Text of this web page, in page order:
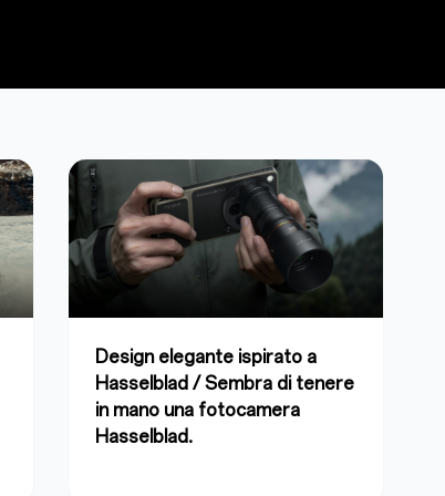
Design elegante ispirato a
Hasselblad / Sembra di tenere
in mano una fotocamera
Hasselblad.